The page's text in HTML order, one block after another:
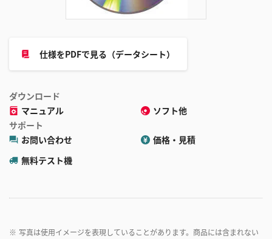
仕様をPDFで見る（データシート）
ダウンロード
マニュアル
ソフト他
サポート
お問い合わせ
価格・見積
無料テスト機
※ 写真は使用イメージを表現していることがあります。商品には含まれない